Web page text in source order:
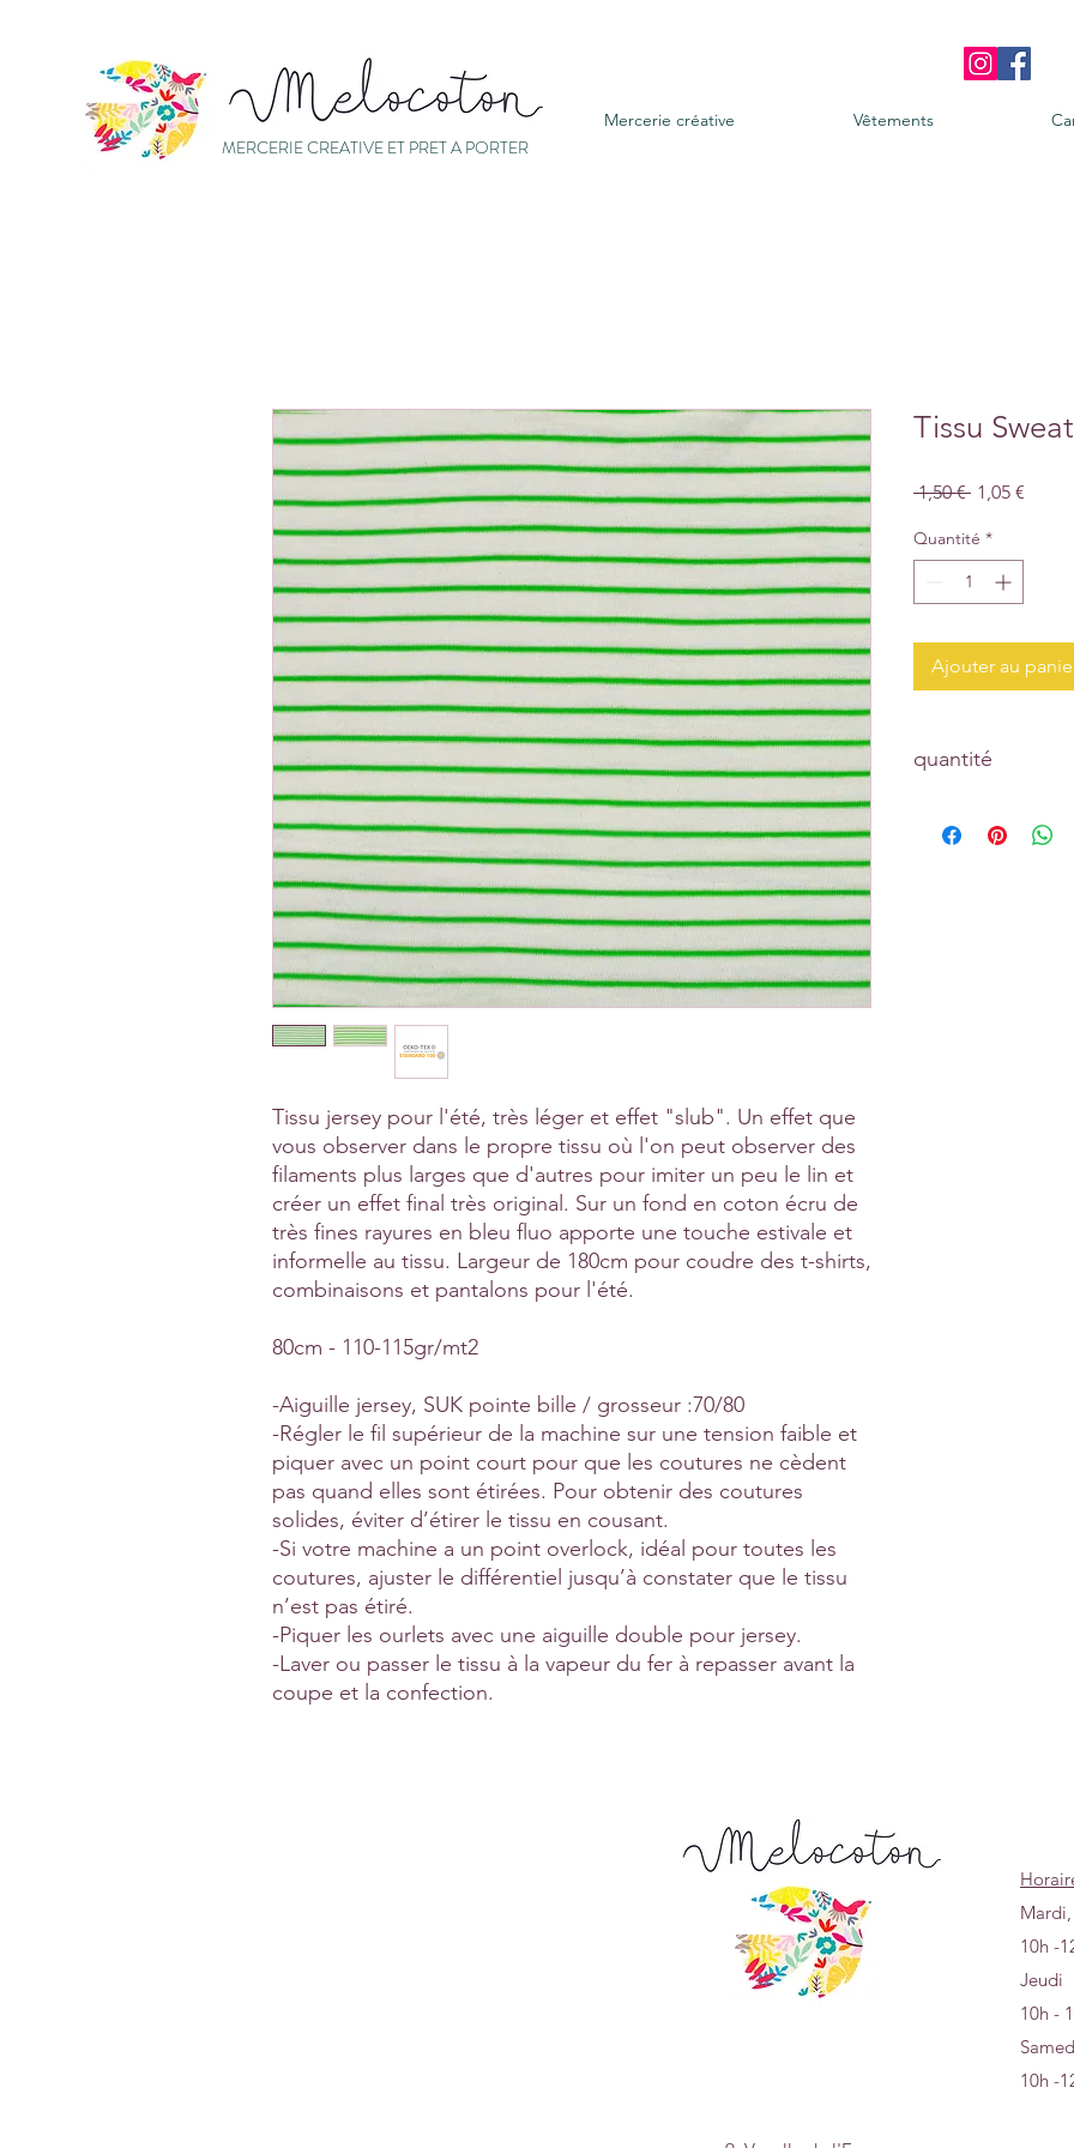
Mercerie créative Vêtements
MERCERIE CREATIVE ET PRET A PORTER
Tissu jersey pour l'été, très léger et effet "slub". Un effet que
vous observer dans le propre tissu où l'on peut observer des
filaments plus larges que d'autres pour imiter un peu le lin et
créer un effet final très original. Sur un fond en coton écru de
très fines rayures en bleu fluo apporte une touche estivale et
informelle au tissu. Largeur de 180cm pour coudre des t-shirts,
combinaisons et pantalons pour l'été.
80cm - 110-115gr/mt2
-Aiguille jersey, SUK pointe bille / grosseur :70/80
-Régler le fil supérieur de la machine sur une tension faible et
piquer avec un point court pour que les coutures ne cèdent
pas quand elles sont étirées. Pour obtenir des coutures
solides, éviter d’étirer le tissu en cousant.
-Si votre machine a un point overlock, idéal pour toutes les
coutures, ajuster le différentiel jusqu’à constater que le tissu
n’est pas étiré.
-Piquer les ourlets avec une aiguille double pour jersey.
-Laver ou passer le tissu à la vapeur du fer à repasser avant la
coupe et la confection.
Tissu
1,50 € Prix
1,05 €
Quantité *
Ajouter au
quantité
un coupon de 10 cm
10h -
Jeudi
10h -
10h -